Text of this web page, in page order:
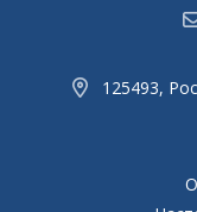
125493,